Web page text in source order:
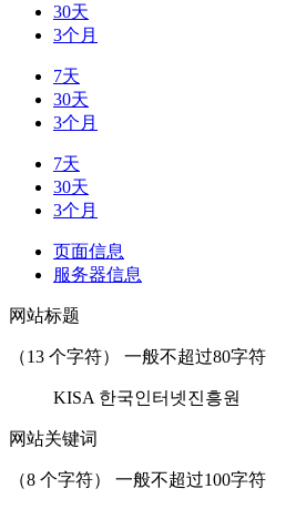
30天
3个月
7天
30天
3个月
7天
30天
3个月
页面信息
服务器信息
网站标题
（13 个字符） 一般不超过80字符
KISA 한국인터넷진흥원
网站关键词
（8 个字符） 一般不超过100字符